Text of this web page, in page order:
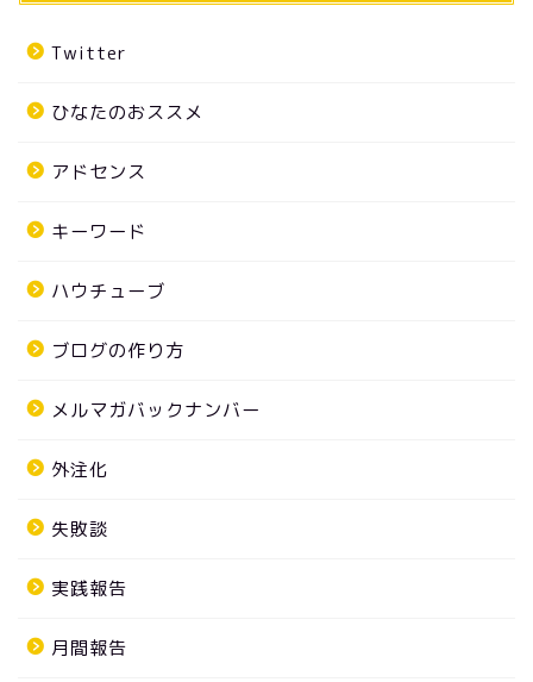
Twitter
ひなたのおススメ
アドセンス
キーワード
ハウチューブ
ブログの作り方
メルマガバックナンバー
外注化
失敗談
実践報告
月間報告